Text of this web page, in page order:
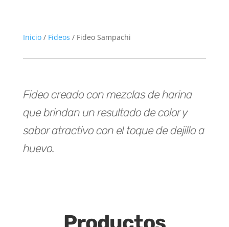
Inicio/ Fideos / Fideo Sampachi
Fideo creado con mezclas de harina
que brindan un resultado de color y
sabor atractivo con el toque de dejillo a
huevo.